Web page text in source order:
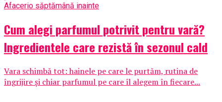
Afacerio săptămână inainte
Cum alegi parfumul potrivit pentru vară?
Ingredientele care rezistă în sezonul cald
Vara schimbă tot: hainele pe care le purtăm, rutina de
îngrijire și chiar parfumul pe care îl alegem în fiecare...